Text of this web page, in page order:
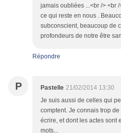
jamais oubliées ...<br /> <br
ce qui reste en nous .
subconscient, beaucoup de
profondeurs de notre être
Répondre
P Pastelle 21/02/2014 13:30
Je suis aussi de celles qui
comptent. Je connais trop
écrire, et dont les actes sont
mots...